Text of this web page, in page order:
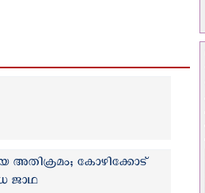
അതിക്രമം; കോഴിക്കോട്
ജാഥ